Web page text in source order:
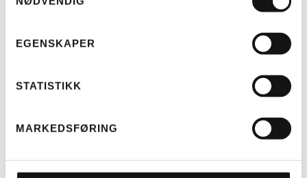
EGENSKAPER
STATISTIKK
MARKEDSFØRING
TELT MULTICHARGER KOMPLETT